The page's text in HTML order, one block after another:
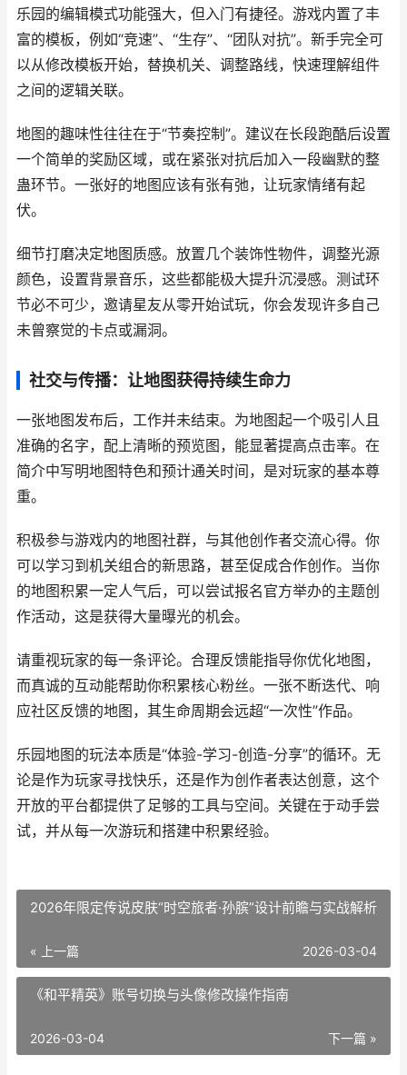
乐园的编辑模式功能强大，但入门有捷径。游戏内置了丰
富的模板，例如“竞速”、“生存”、“团队对抗”。新手完全可
以从修改模板开始，替换机关、调整路线，快速理解组件
之间的逻辑关联。
地图的趣味性往往在于“节奏控制”。建议在长段跑酷后设置
一个简单的奖励区域，或在紧张对抗后加入一段幽默的整
蛊环节。一张好的地图应该有张有弛，让玩家情绪有起
伏。
细节打磨决定地图质感。放置几个装饰性物件，调整光源
颜色，设置背景音乐，这些都能极大提升沉浸感。测试环
节必不可少，邀请星友从零开始试玩，你会发现许多自己
未曾察觉的卡点或漏洞。
社交与传播：让地图获得持续生命力
一张地图发布后，工作并未结束。为地图起一个吸引人且
准确的名字，配上清晰的预览图，能显著提高点击率。在
简介中写明地图特色和预计通关时间，是对玩家的基本尊
重。
积极参与游戏内的地图社群，与其他创作者交流心得。你
可以学习到机关组合的新思路，甚至促成合作创作。当你
的地图积累一定人气后，可以尝试报名官方举办的主题创
作活动，这是获得大量曝光的机会。
请重视玩家的每一条评论。合理反馈能指导你优化地图，
而真诚的互动能帮助你积累核心粉丝。一张不断迭代、响
应社区反馈的地图，其生命周期会远超“一次性”作品。
乐园地图的玩法本质是“体验-学习-创造-分享”的循环。无
论是作为玩家寻找快乐，还是作为创作者表达创意，这个
开放的平台都提供了足够的工具与空间。关键在于动手尝
试，并从每一次游玩和搭建中积累经验。
2026年限定传说皮肤“时空旅者·孙膑”设计前瞻与实战解析
« 上一篇 2026-03-04
《和平精英》账号切换与头像修改操作指南
下一篇 »
2026-03-04